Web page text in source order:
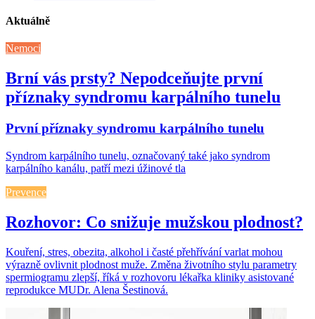
Aktuálně
Nemoci
Brní vás prsty? Nepodceňujte první
příznaky syndromu karpálního tunelu
První příznaky syndromu karpálního tunelu
Syndrom karpálního tunelu, označovaný také jako syndrom
karpálního kanálu, patří mezi úžinové tla
Prevence
Rozhovor: Co snižuje mužskou plodnost?
Kouření, stres, obezita, alkohol i časté přehřívání varlat mohou
výrazně ovlivnit plodnost muže. Změna životního stylu parametry
spermiogramu zlepší, říká v rozhovoru lékařka kliniky asistované
reprodukce MUDr. Alena Šestinová.